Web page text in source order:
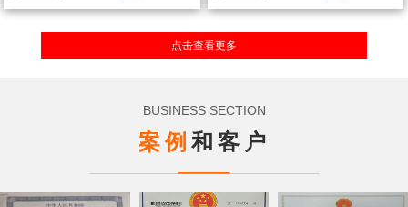
承诺9分钟完成注册申报。在申报时间
业进入必备前置二、什么是商业特许
点击查看更多
BUSINESS SECTION
案例 和客户